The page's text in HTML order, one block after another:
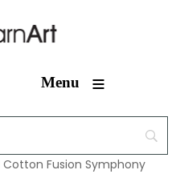
Menu ≡
Cotton Fusion Symphony